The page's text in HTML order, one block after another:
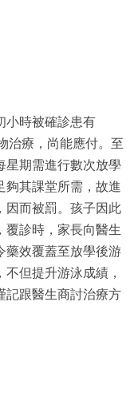
小時被確診患有
治療，尚能應付。至
星期需進行數次放學
夠其課堂所需，故進
因而被罰。孩子因此
覆診時，家長向醫生
藥效覆蓋至放學後游
但提升游泳成績，
記跟醫生商討治療方